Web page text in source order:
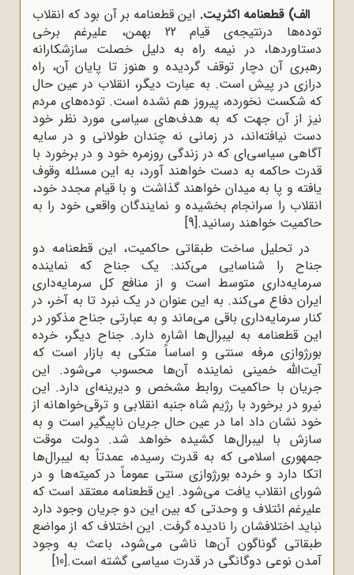
الف) قطعنامه اکثریت. این قطعنامه بر آن بود که انقلاب
توده‌ها درنتیجه‌ی قیام 22 بهمن، علیرغم برخی
دستاوردها، در نیمه راه به دلیل خصلت سازشکارانه
رهبری آن دچار توقف گردیده و هنوز تا پایان آن، راه
درازی در پیش است. به عبارت دیگر، انقلاب در عین حال
که شکست نخورده، پیروز هم نشده است. توده‌های مردم
نیز از آن جهت که به هدف‌های سیاسی مورد نظر خود
دست نیافته‌اند، در زمانی نه چندان طولانی و در سایه
آگاهی سیاسی‌ای که در زندگی روزمره خود و در برخورد با
قدرت حاکمه به دست خواهند آورد، به این مسئله وقوف
یافته و پا به میدان خواهند گذاشت و با قیام مجدد خود،
انقلاب را سرانجام بخشیده و نمایندگان واقعی خود را به
حاکمیت خواهند رسانید.[9]
در تحلیل ساخت طبقاتی حاکمیت، این قطعنامه دو
جناح را شناسایی می‌کند: یک جناح که نماینده
سرمایه‌داری متوسط است و از منافع کل سرمایه‌داری
ایران دفاع می‌کند. به این عنوان در یک نبرد تا به آخر، در
کنار سرمایه‌داری باقی می‌ماند و به عبارتی جناح مذکور در
این قطعنامه به لیبرال‌ها اشاره دارد. جناح دیگر، خرده
بورژوازی مرفه سنتی و اساساً متکی به بازار است که
آیت‌الله خمینی نماینده آن‌ها محسوب می‌شود. این
جریان با حاکمیت روابط مشخص و دیرینه‌ای دارد. این
نیرو در برخورد با رژیم شاه جنبه انقلابی و ترقی‌خواهانه از
خود نشان داد اما در عین حال جریان ناپیگیر است و به
سازش با لیبرال‌ها کشیده خواهد شد. دولت موقت
جمهوری اسلامی که به قدرت رسیده، عمدتاً به لیبرال‌ها
اتکا دارد و خرده بورژوازی سنتی عموماً در کمیته‌ها و در
شورای انقلاب یافت می‌شود. این قطعنامه معتقد است که
علیرغم ائتلاف و وحدتی که بین این دو جریان وجود دارد
نباید اختلافشان را نادیده گرفت. این اختلاف که از مواضع
طبقاتی گوناگون آن‌ها ناشی می‌شود، باعث به ‌وجود
آمدن نوعی دوگانگی در قدرت سیاسی گشته است.[10]